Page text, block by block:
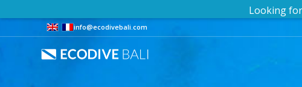
info@ecodivebali.com